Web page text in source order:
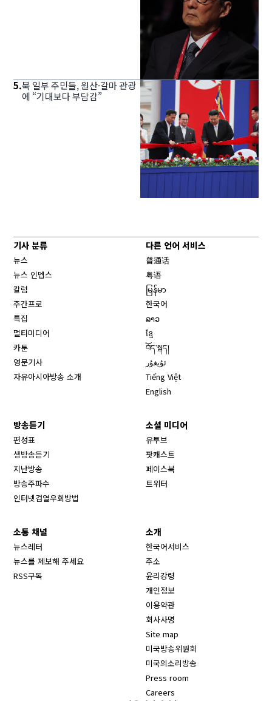
5.북 일부 주민들, 원산·갈마 관광
에 “기대보다 부담감”
기사 분류
뉴스
뉴스 인뎁스
칼럼
주간프로
특집
멀티미디어
카툰
영문기사
자유아시아방송 소개
다른 언어 서비스
普通话
粤语
မြန်မာ
한국어
ລາວ
ខ្មែ
བོད་སྐད།
ئۇيغۇر
Tiếng Việt
English
방송듣기
편성표
생방송듣기
지난방송
방송주파수
인터넷검열우회방법
소셜 미디어
유투브
팟캐스트
페이스북
트위터
소통 채널
뉴스레터
뉴스를 제보해 주세요
RSS구독
소개
한국어서비스
주소
윤리강령
개인정보
이용약관
회사사명
Site map
미국방송위원회
미국의소리방송
Press room
Careers